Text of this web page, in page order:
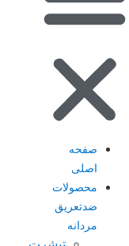
صفحه
اصلی
محصولات
ضدتعریق
مردانه